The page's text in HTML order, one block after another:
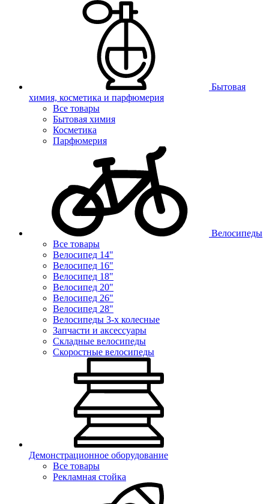
Бытовая
химия, косметика и парфюмерия
Все товары
Бытовая химия
Косметика
Парфюмерия
Велосипеды
Все товары
Велосипед 14"
Велосипед 16"
Велосипед 18"
Велосипед 20"
Велосипед 26"
Велосипед 28"
Велосипеды 3-х колесные
Запчасти и аксессуары
Складные велосипеды
Скоростные велосипеды
Демонстрационное оборудование
Все товары
Рекламная стойка